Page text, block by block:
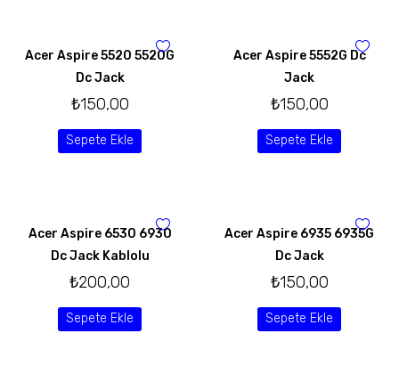
Acer Aspire 5520 5520G
Dc Jack
₺150,00
Sepete Ekle
Acer Aspire 5552G Dc
Jack
₺150,00
Sepete Ekle
Acer Aspire 6530 6930
Dc Jack Kablolu
₺200,00
Sepete Ekle
Acer Aspire 6935 6935G
Dc Jack
₺150,00
Sepete Ekle